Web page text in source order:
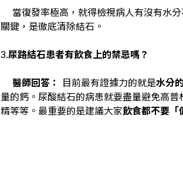
當復發率極高，就得檢視病人有沒有水
關鍵，是徹底清除結石。
3.尿路結石患者有飲食上的禁忌嗎？
醫師回答： 目前最有證據力的就是水分
量的鈣。尿酸結石的病患就要盡量避免高
精等等。最重要的是建議大家飲食都不要「